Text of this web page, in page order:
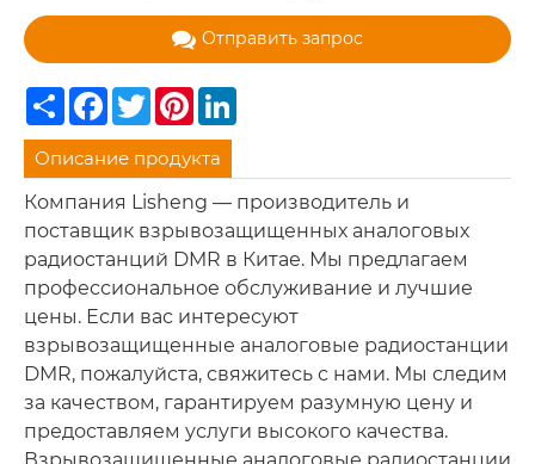
Отправить запрос
ShareFacebook
TwitterPinterest
Описание продукта
Компания Lisheng — производитель и
поставщик взрывозащищенных аналоговых
радиостанций DMR в Китае. Мы предлагаем
профессиональное обслуживание и лучшие
цены. Если вас интересуют
взрывозащищенные аналоговые радиостанции
DMR, пожалуйста, свяжитесь с нами. Мы следим
за качеством, гарантируем разумную цену и
предоставляем услуги высокого качества.